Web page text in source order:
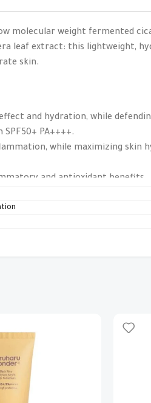
molecular weight fermented
leaf extract: this lightweight,
skin.
and hydration, while
PA++++.
while maximizing skin
and antioxidant benefits.
that absorbs quickly upon
completed, suitable for
مضادة للالتهابات و مضادة
دون ترك أي بقايا لزجة
للبشرة الحساسة